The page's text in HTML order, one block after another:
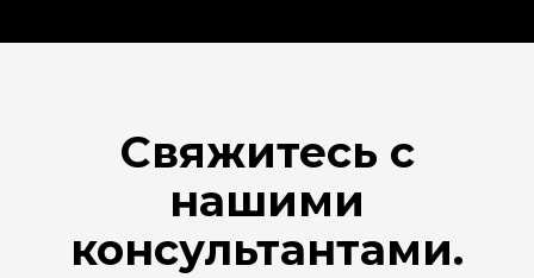
Свяжитесь с
нашими
консультантами.